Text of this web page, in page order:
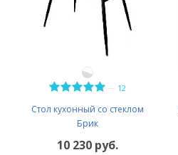
12
Стол кухонный со стеклом
Брик
10 230 руб.